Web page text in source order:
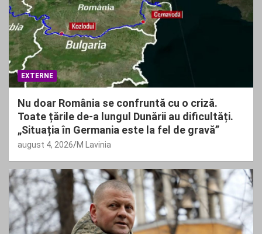
EXTERNE
Nu doar România se confruntă cu o criză.
Toate țările de-a lungul Dunării au dificultăți.
„Situația în Germania este la fel de gravă”
august 4, 2026 M Lavinia